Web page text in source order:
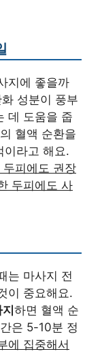
지에 좋을까
성분이 풍부
데 도움을 줍
혈액 순환을
이라고 해요.
피에도 권장
두피에도 사
는 마사지 전
이 중요해요.
하면 혈액 순
은 5-10분 정
에 집중해서